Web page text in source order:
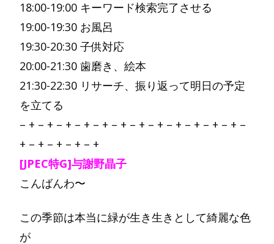
18:00-19:00 キーワード検索完了させる
19:00-19:30 お風呂
19:30-20:30 子供対応
20:00-21:30 歯磨き、絵本
21:30-22:30 リサーチ、振り返って明日の予定
を立てる
– + – + – + – + – + – + – + – + – + – + – + – + –
+ – + – + – + – +
[JPEC特G]与謝野晶子
こんばんわ〜
この季節は本当に緑が生き生きとして綺麗な色
が